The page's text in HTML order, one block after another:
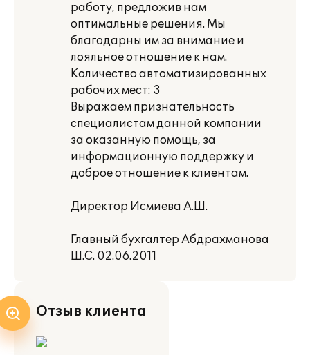
работу, предложив нам
оптимальные решения. Мы
благодарны им за внимание и
лояльное отношение к нам.
Количество автоматизированных
рабочих мест: 3
Выражаем признательность
специалистам данной компании
за оказанную помощь, за
информационную поддержку и
доброе отношение к клиентам.
Директор Исмиева А.Ш.
Главный бухгалтер Абдрахманова
Ш.С. 02.06.2011
Отзыв клиента